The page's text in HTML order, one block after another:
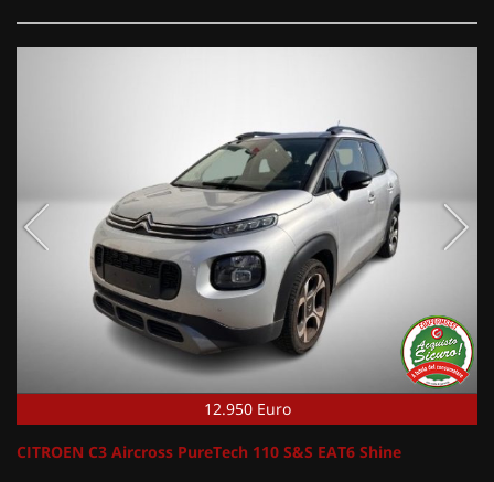
12.950 Euro
CITROEN C3 Aircross PureTech 110 S&S EAT6 Shine